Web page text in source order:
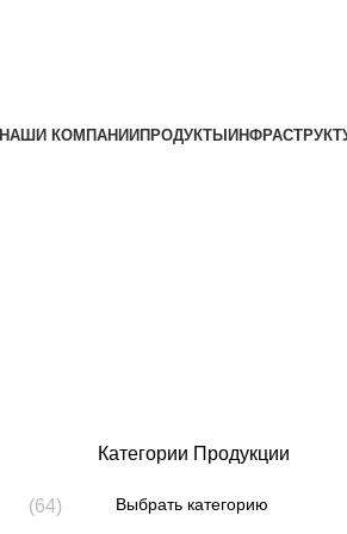
НАШИ КОМПАНИИ ПРОДУКТЫ
(64)
Категории Продукции